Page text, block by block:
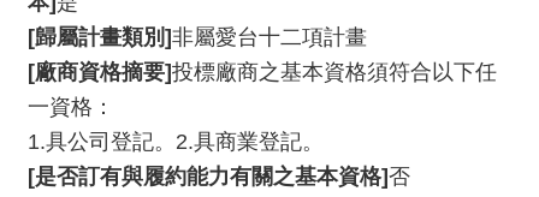
s
h
[歸屬計畫類別]非屬愛台十二項計畫
[廠商資格摘要]投標廠商之基本資格須符合以下任
一資格：
1.具公司登記。2.具商業登記。
[是否訂有與履約能力有關之基本資格]否